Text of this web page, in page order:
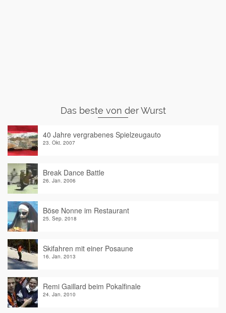
Das beste von der Wurst
40 Jahre vergrabenes Spielzeugauto
23. Okt. 2007
Break Dance Battle
26. Jan. 2006
Böse Nonne im Restaurant
25. Sep. 2018
Skifahren mit einer Posaune
16. Jan. 2013
Remi Gaillard beim Pokalfinale
24. Jan. 2010